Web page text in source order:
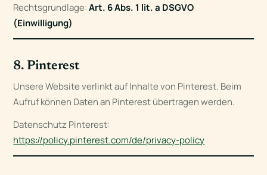
Rechtsgrundlage:Art. 6 Abs. 1 lit. a DSGVO
(Einwilligung)
8. Pinterest
Unsere Website verlinkt auf Inhalte von Pinterest. Beim
Aufruf können Daten an Pinterest übertragen werden.
Datenschutz Pinterest:
https://policy.pinterest.com/de/privacy-policy